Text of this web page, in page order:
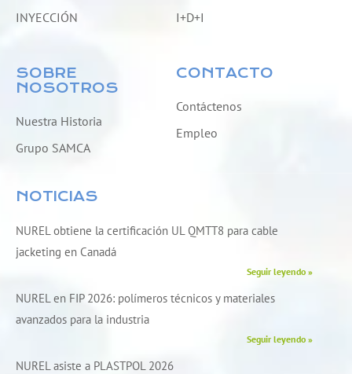
INYECCIÓN
SOBRE
NOSOTROS
Nuestra Historia
Grupo SAMCA
I+D+I
CONTACTO
Contáctenos
Empleo
NOTICIAS
NUREL obtiene la certificación UL QMTT8 para cable
jacketing en Canadá
Seguir leyendo »
NUREL en FIP 2026: polímeros técnicos y materiales
avanzados para la industria
Seguir leyendo »
NUREL asiste a PLASTPOL 2026